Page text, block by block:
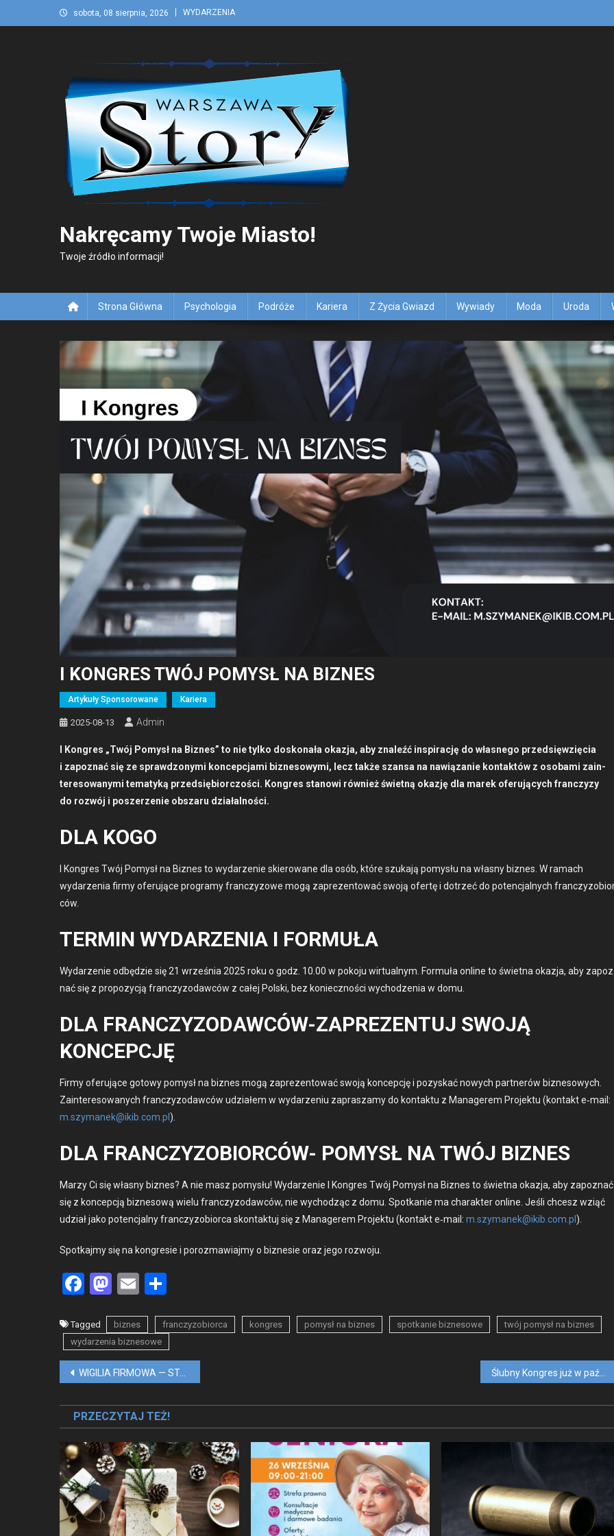
to
sobota, 08 sierpnia, 2026 WYDARZENIA
Nakręcamy Twoje Miasto!
Twoje źródło informacji!
Strona Główna Psychologia Podróże Kariera Z Życia Gwiazd Wywiady Moda Uroda
I KONGRES TWÓJ POMYSŁ NA BIZNES
Artykuły Sponsorowane Kariera
2025-08-13 Admin
I Kon­gres „Twój Pomysł na Biznes” to nie tylko doskon­ała okaz­ja, aby znaleźć inspirację do włas­nego przed­sięwz­ię­cia
i zapoz­nać się ze sprawd­zony­mi kon­cepc­ja­mi biz­ne­sowy­mi, lecz także szansa na naw­iązanie kon­tak­tów z osoba­mi zain­
tere­sowany­mi tem­atyką przed­siębior­c­zoś­ci. Kon­gres stanowi również świet­ną okazję dla marek ofer­u­ją­cych franczyzy
do rozwój i posz­erze­nie obszaru dzi­ałal­noś­ci.
DLA KOGO
I Kon­gres Twój Pomysł na Biznes to wydarze­nie skierowane dla osób, które szuka­ją pomysłu na włas­ny biznes. W ramach
wydarzenia firmy ofer­u­jące pro­gramy franczy­zowe mogą zaprezen­tować swo­ją ofer­tę i dotrzeć do potenc­jal­nych
ców.
TERMIN WYDARZENIA I FORMUŁA
Wydarze­nie odbędzie się 21 wrześ­nia 2025 roku o godz. 10.00 w poko­ju wirtu­al­nym. For­muła online to świet­na okaz­ja, aby
nać się z propozy­cją franczy­zo­daw­ców z całej Pol­s­ki, bez koniecznoś­ci wychodzenia w domu.
DLA FRANCZYZODAWCÓW-ZAPREZENTUJ SWOJĄ
KONCEPCJĘ
Firmy ofer­u­jące gotowy pomysł na biznes mogą zaprezen­tować swo­ją kon­cepcję i pozyskać nowych part­nerów biz­ne­sowych.
Zain­tere­sowanych franczy­zo­daw­ców udzi­ałem w wydarze­niu zaprasza­my do kon­tak­tu z Man­agerem Pro­jek­tu (kon­takt e‑mail:
m.szymanek@ikib.com.pl ).
DLA FRANCZYZOBIORCÓW- POMYSŁ NA TWÓJ BIZNES
Marzy Ci się włas­ny biznes? A nie masz pomysłu! Wydarze­nie I Kon­gres Twój Pomysł na Biznes to świet­na okaz­ja, aby zapoz­nać
się z kon­cepcją biz­ne­sową wielu franczy­zo­daw­ców, nie wychodząc z domu. Spotkanie ma charak­ter online. Jeśli chcesz wziąć
udzi­ał jako potenc­jal­ny franczy­zo­bior­ca skon­tak­tuj się z Man­agerem Pro­jek­tu (kon­takt e‑mail: m.szymanek@ikib.com.pl ).
Spotka­jmy się na kon­gre­sie i poroz­maw­ia­jmy o biz­ne­sie oraz jego roz­wo­ju.
Facebook
Mastodon
Email
Tagged biznes franczyzobiorca kongres pomysł na biznes spotkanie biznesowe
twój pomysł na biznes
wydarzenia biznesowe
Nawigacja
wpisu
WIGILIA FIRMOWA — STACJONARNA CZY ONLINE?
PRZECZYTAJ TEŻ!